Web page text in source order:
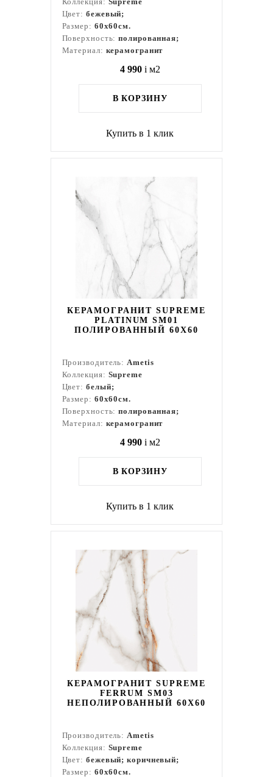
Цвет: бежевый;
Размер: 60x60см.
Поверхность:полированная;
Материал: керамогранит
4 990 i м2
В КОРЗИНУ
Купить в 1 клик
КЕРАМОГРАНИТ SUPREME
PLATINUM SM01
ПОЛИРОВАННЫЙ 60X60
Производитель:Ametis
Коллекция: Supreme
Цвет: белый;
Размер: 60x60см.
Поверхность:полированная;
Материал: керамогранит
4 990 i м2
В КОРЗИНУ
Купить в 1 клик
КЕРАМОГРАНИТ SUPREME
FERRUM SM03
НЕПОЛИРОВАННЫЙ 60X60
Производитель:Ametis
Коллекция: Supreme
Цвет: бежевый; коричневый;
Размер: 60x60см.